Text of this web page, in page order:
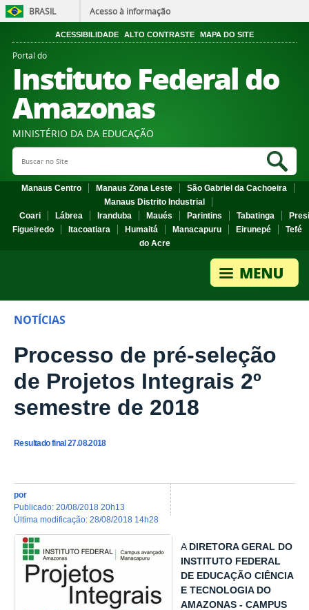
BRASIL Acesso à informação
ACESSIBILIDADE ALTO CONTRASTE MAPA DO SITE
Portal do
Instituto Federal do
Amazonas
MINISTÉRIO DA DA EDUCAÇÃO
Search Site
Manaus Centro Manaus Zona Leste
São Gabriel da Cachoeira
Manaus Distrito Industrial
Coari
Lábrea Iranduba Maués Parintins Tabatinga
Figueiredo
Itacoatiara Humaitá Manacapuru Eirunepé
Tefé
do Acre
NOTÍCIAS
Processo de pré-seleção
de Projetos Integrais 2º
semestre de 2018
Resultado final 27.08.2018
por
publicado: 20/08/2018 20h13
última modificação: 28/08/2018 14h28
A DIRETORA GERAL DO
INSTITUTO FEDERAL
DE EDUCAÇÃO CIÊNCIA
E TECNOLOGIA DO
AMAZONAS - CAMPUS